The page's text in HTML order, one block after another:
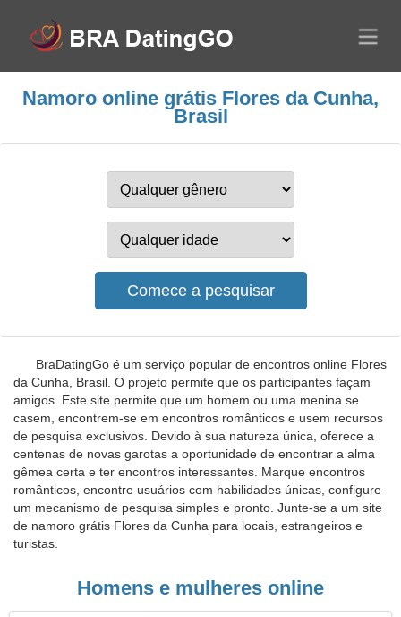
Namoro online grátis Flores da Cunha,
Brasil
BraDatingGo é um serviço popular de encontros online Flores
da Cunha, Brasil. O projeto permite que os participantes façam
amigos. Este site permite que um homem ou uma menina se
casem, encontrem-se em encontros românticos e usem recursos
de pesquisa exclusivos. Devido à sua natureza única, oferece a
centenas de novas garotas a oportunidade de encontrar a alma
gêmea certa e ter encontros interessantes. Marque encontros
românticos, encontre usuários com habilidades únicas, configure
um mecanismo de pesquisa simples e pronto. Junte-se a um site
de namoro grátis Flores da Cunha para locais, estrangeiros e
turistas.
Homens e mulheres online